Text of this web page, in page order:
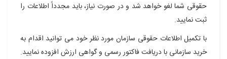
حقوقی شما لغو خواهد شد و در صورت نیاز، باید مجدداً اطلاعات را
ثبت نمایید.
با تکمیل اطلاعات حقوقی سازمان مورد نظر خود می توانید اقدام به
خرید سازمانی با دریافت فاکتور رسمی و گواهی ارزش افزوده نمایید.